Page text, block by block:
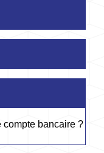
compte bancaire ?